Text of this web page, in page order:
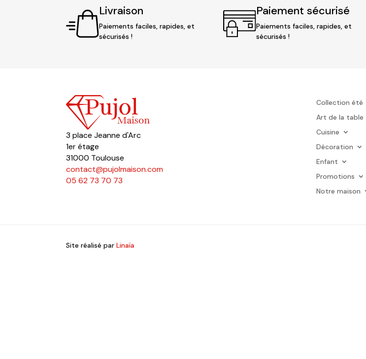
Livraison
Paiements faciles, rapides, et
sécurisés !
Paiement sécurisé
Paiements faciles, rapides, et
sécurisés !
3 place Jeanne d'Arc
1er étage
31000 Toulouse
contact@pujolmaison.com
05 62 73 70 73
Collection été
Art de la table
Cuisine
Décoration
Enfant
Promotions
Notre maison
Site réalisé parLinaïa